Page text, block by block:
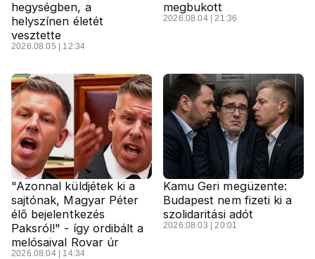
hegységben, a
helyszínen életét
vesztette
2026.08.05 | 12:34
megbukott
2026.08.04 | 21:36
"Azonnal küldjétek ki a
sajtónak, Magyar Péter
élő bejelentkezés
Paksról!" - így ordibált a
melósaival Rovar úr
2026.08.04 | 14:34
Kamu Geri megüzente:
Budapest nem fizeti ki a
szolidaritási adót
2026.08.03 | 20:01